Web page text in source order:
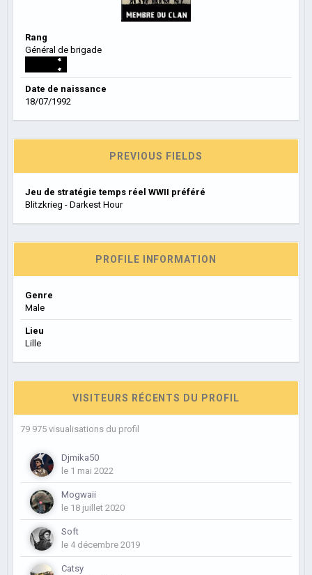
Rang
Général de brigade
Date de naissance
18/07/1992
PREVIOUS FIELDS
Jeu de stratégie temps réel WWII préféré
Blitzkrieg - Darkest Hour
PROFILE INFORMATION
Genre
Male
Lieu
Lille
VISITEURS RÉCENTS DU PROFIL
79 975 visualisations du profil
Djmika50
le 1 mai 2022
Mogwaii
le 18 juillet 2020
Soft
le 4 décembre 2019
Catsy